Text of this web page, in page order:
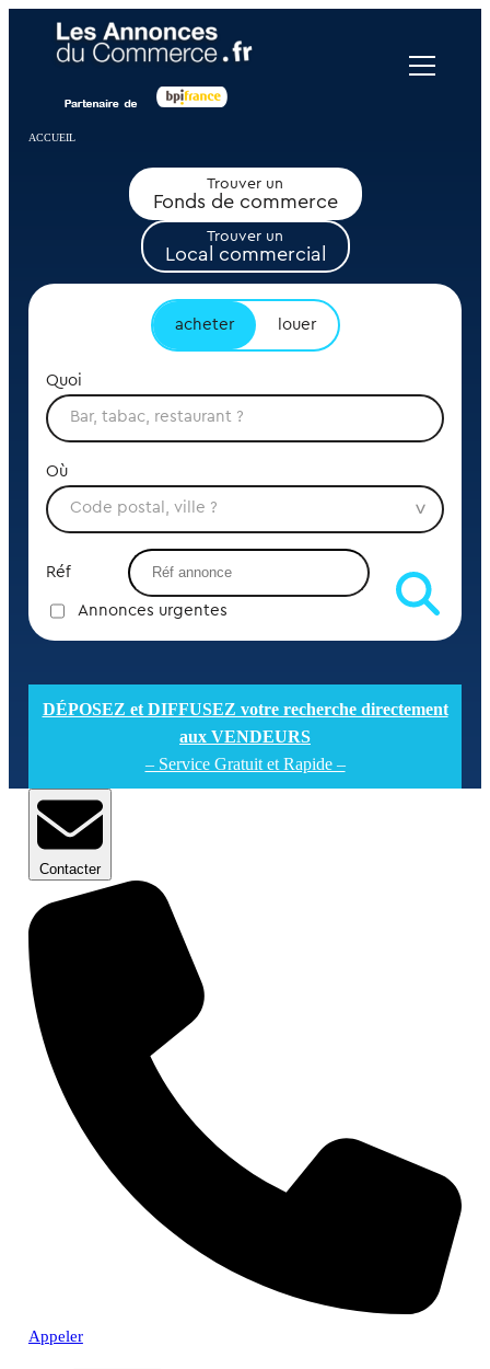
ACCUEIL
Trouver un
Fonds de commerce
Trouver un
Local commercial
acheter louer
Quoi
Où
Réf
Annonces urgentes
DÉPOSEZ et DIFFUSEZ votre recherche directement
aux VENDEURS
– Service Gratuit et Rapide –
Contacter
Appeler
Panneau de gestion des cookies